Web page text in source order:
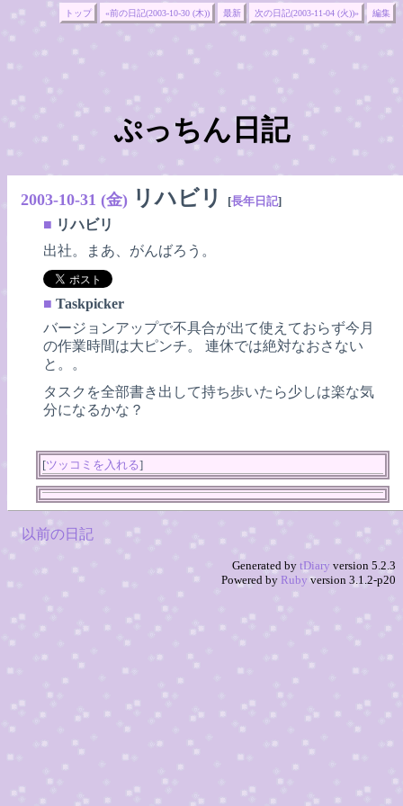
トップ «前の日記(2003-10-30 (木)) 最新 次の日記(2003-11-04 (火))» 編集
ぷっちん日記
2003-10-31 (金) リハビリ [長年日記]
■ リハビリ
出社。まあ、がんばろう。
■ Taskpicker
バージョンアップで不具合が出て使えておらず今月
の作業時間は大ピンチ。 連休では絶対なおさない
と。。
タスクを全部書き出して持ち歩いたら少しは楽な気
分になるかな？
[ツッコミを入れる]
以前の日記
Generated by tDiary version 5.2.3
Powered by Ruby version 3.1.2-p20